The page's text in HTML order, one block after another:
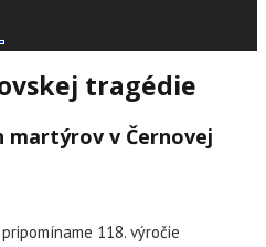
tragédie
martýrov v Černovej
118. výročie